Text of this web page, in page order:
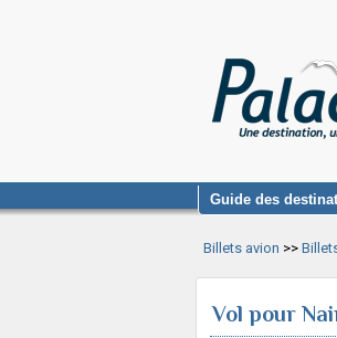
Guide des
Billets avion >>
Vol pour